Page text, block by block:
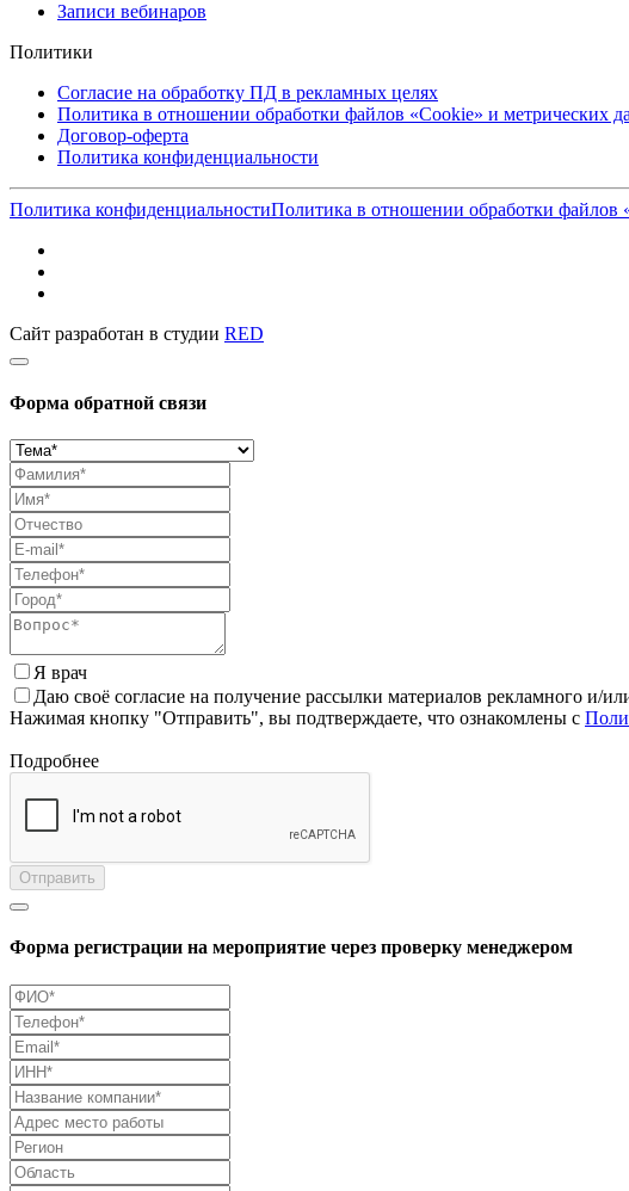
Записи вебинаров
Политики
Согласие на обработку ПД в рекламных целях
Политика в отношении обработки файлов «Cookie» и метрических
Договор-оферта
Политика конфиденциальности
Политика конфиденциальностиПолитика в отношении обработки файлов
Сайт разработан в студии RED
Форма обратной связи
Я врач
Даю своё согласие на получение рассылки материалов рекламного и/
Нажимая кнопку "Отправить", вы подтверждаете, что ознакомлены с
Подробнее
Отправить
Форма регистрации на мероприятие через проверку менеджером